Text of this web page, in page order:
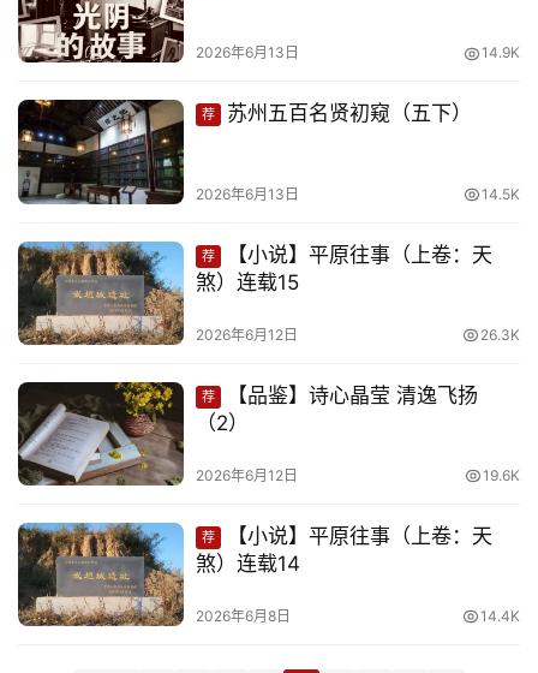
育
娱
乐
专
题
更
登录
2026年6月13日 14.9K
荐 苏州五百名贤初窥（五下）
2026年6月13日 14.5K
荐 【小说】平原往事（上卷：天
煞）连载15
2026年6月12日 26.3K
荐 【品鉴】诗心晶莹 清逸飞扬
（2）
2026年6月12日 19.6K
荐 【小说】平原往事（上卷：天
煞）连载14
2026年6月8日 14.4K